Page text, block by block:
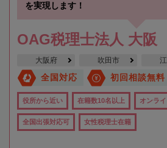
を実現します！
OAG税理士法人 大阪
大阪府 吹田市
全国対応 初回相談無料
役所から近い 在籍数10名以上 オンラ
全国出張対応可 女性税理士在籍